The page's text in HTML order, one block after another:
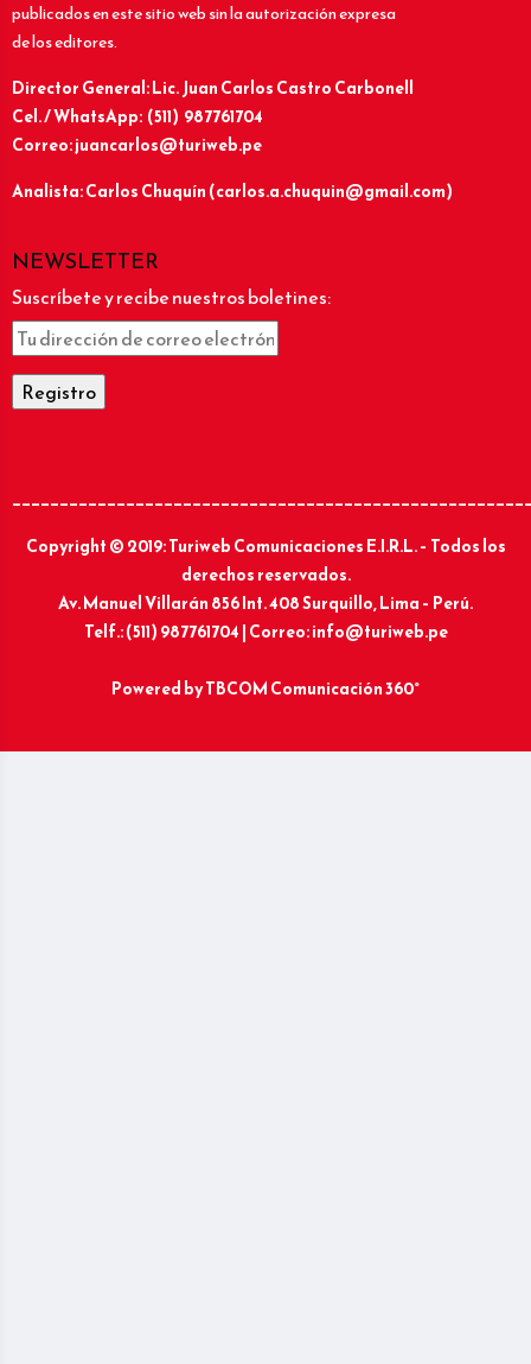
publicados en este sitio web sin la autorización expresa
de los editores.
Director General: Lic.Juan Carlos Castro Carbonell
Cel. / WhatsApp: (511) 987761704
Correo: juancarlos@turiweb.pe
Analista: Carlos Chuquín (carlos.a.chuquin@gmail.com)
NEWSLETTER
Suscríbete y recibe nuestros boletines:
Copyright © 2019: Turiweb Comunicaciones E.I.R.L. – Todos los
derechos reservados.
Av. Manuel Villarán 856 Int. 408 Surquillo, Lima – Perú.
Telf.: (511) 987761704 | Correo: info@turiweb.pe
Powered byTBCOM Comunicación 360°